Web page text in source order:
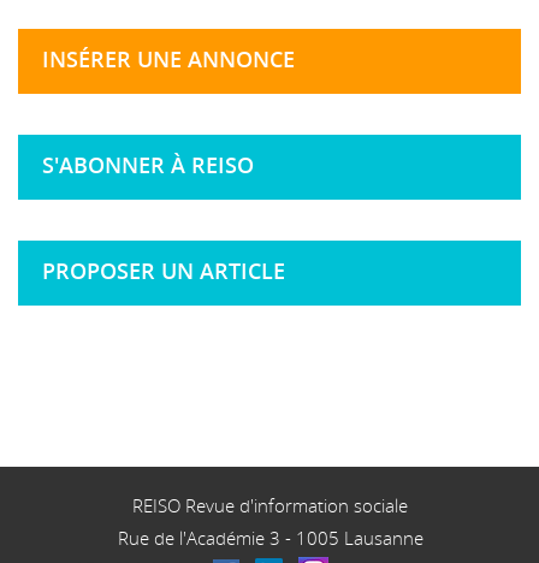
INSÉRER UNE ANNONCE
S'ABONNER À REISO
PROPOSER UN ARTICLE
REISO Revue d'information sociale
Rue de l'Académie 3 - 1005 Lausanne